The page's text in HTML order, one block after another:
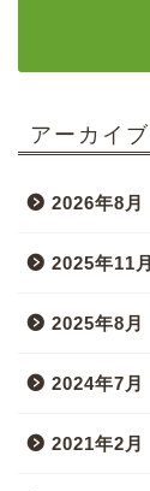
アーカイブ
2026年8月
2025年11月
2025年8月
2024年7月
2021年2月